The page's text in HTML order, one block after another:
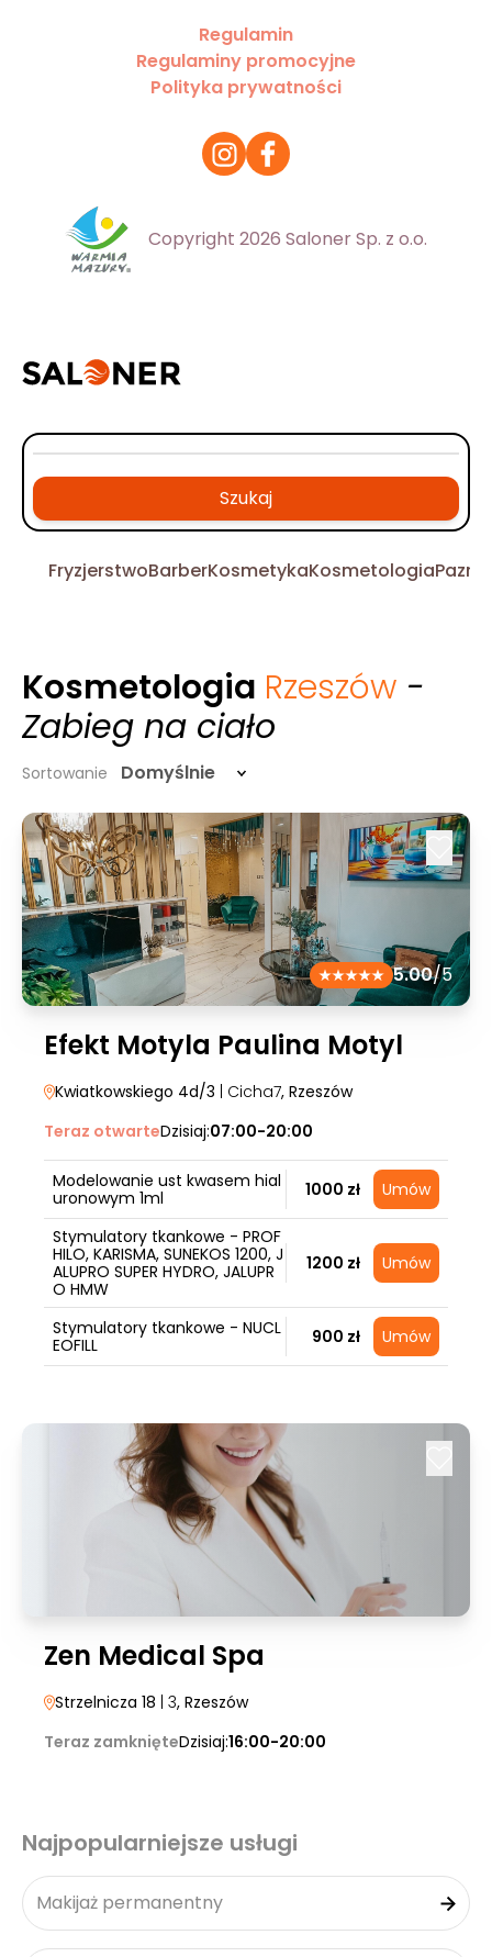
Regulamin
Regulaminy promocyjne
Polityka prywatności
Copyright 2026 Saloner Sp. z o.o.
Szukaj
FryzjerstwoBarberKosmetykaKosmetologia
Kosmetologia Rzeszów -
Zabieg na ciało
Sortowanie Domyślnie
5.00/5
Efekt Motyla Paulina Motyl
Kwiatkowskiego 4d/3 | Cicha7, Rzeszów
Teraz otwarteDzisiaj:07:00-20:00
Modelowanie ust kwasem hial
uronowym 1ml
1000 zł Umów
Stymulatory tkankowe - PROF
HILO, KARISMA, SUNEKOS 1200, J
ALUPRO SUPER HYDRO, JALUPR
O HMW
1200 zł Umów
Stymulatory tkankowe - NUCL
EOFILL
900 zł Umów
Zen Medical Spa
Strzelnicza 18 | 3, Rzeszów
Teraz zamknięteDzisiaj:16:00-20:00
Najpopularniejsze usługi
Makijaż permanentny